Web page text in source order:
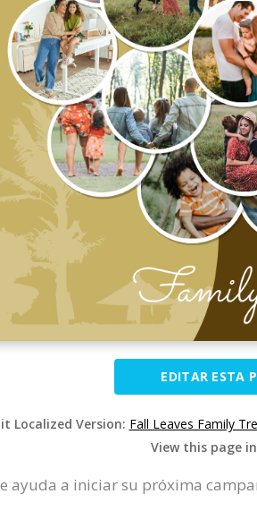
EDITAR ESTA
Localized Version: Fall Leaves Family
View this page
ayuda a iniciar su próxima